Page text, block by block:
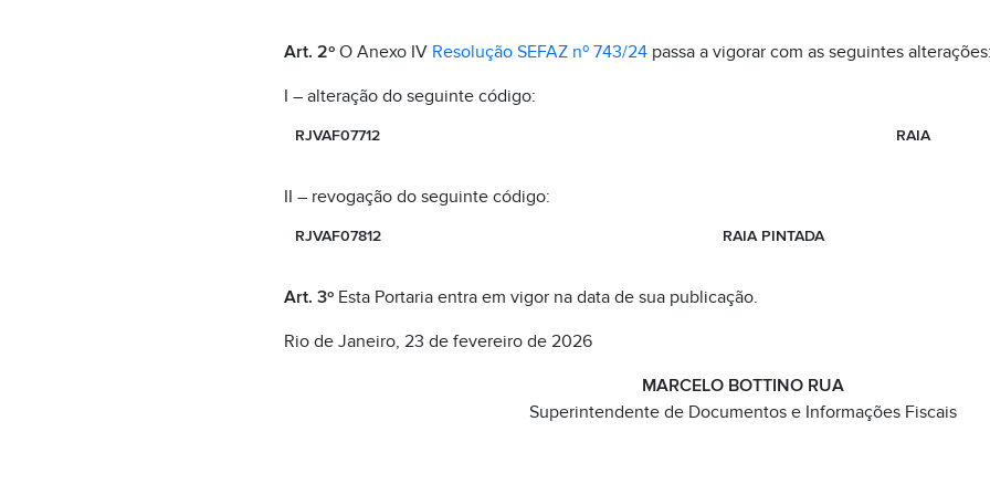
Art. 2ºO Anexo IV Resolução SEFAZ nº 743/24passa a vigorar com as seguintes
I – alteração do seguinte código:
RJVAF07712 RAIA
II – revogação do seguinte código:
RJVAF07812 RAIA PINTADA
Art. 3ºEsta Portaria entra em vigor na data de sua publicação.
Rio de Janeiro, 23 de fevereiro de 2026
MARCELO BOTTINO RUA
Superintendente de Documentos e Informações Fiscais